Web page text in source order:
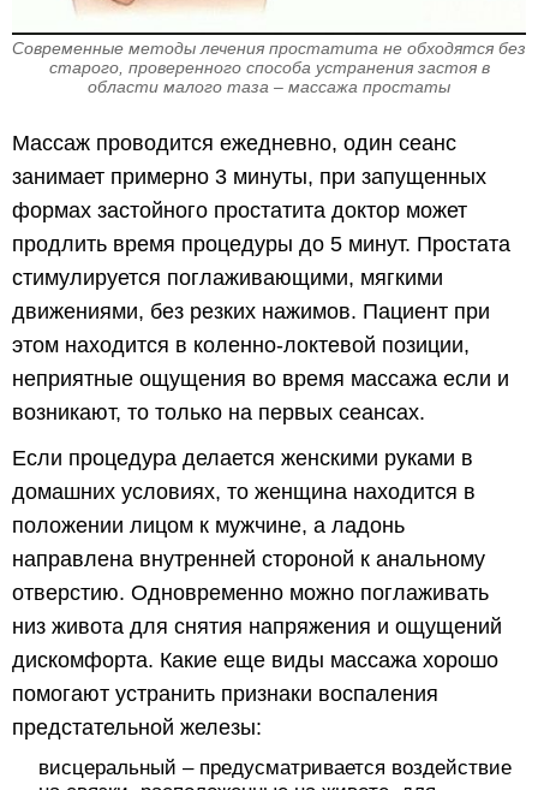
Современные методы лечения простатита не обходятся без
старого, проверенного способа устранения застоя в
области малого таза – массажа простаты
Массаж проводится ежедневно, один сеанс
занимает примерно 3 минуты, при запущенных
формах застойного простатита доктор может
продлить время процедуры до 5 минут. Простата
стимулируется поглаживающими, мягкими
движениями, без резких нажимов. Пациент при
этом находится в коленно-локтевой позиции,
неприятные ощущения во время массажа если и
возникают, то только на первых сеансах.
Если процедура делается женскими руками в
домашних условиях, то женщина находится в
положении лицом к мужчине, а ладонь
направлена внутренней стороной к анальному
отверстию. Одновременно можно поглаживать
низ живота для снятия напряжения и ощущений
дискомфорта. Какие еще виды массажа хорошо
помогают устранить признаки воспаления
предстательной железы:
висцеральный – предусматривается воздействие